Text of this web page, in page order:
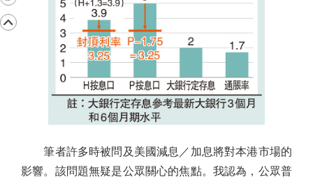
筆者許多時被問及美國減息／加息將對本港市場的
影響。該問題無疑是公眾關心的焦點。我認為，公眾普